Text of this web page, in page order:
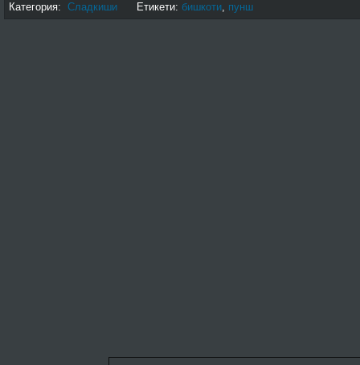
Категория: Сладкиши Етикети: бишкоти, пунш